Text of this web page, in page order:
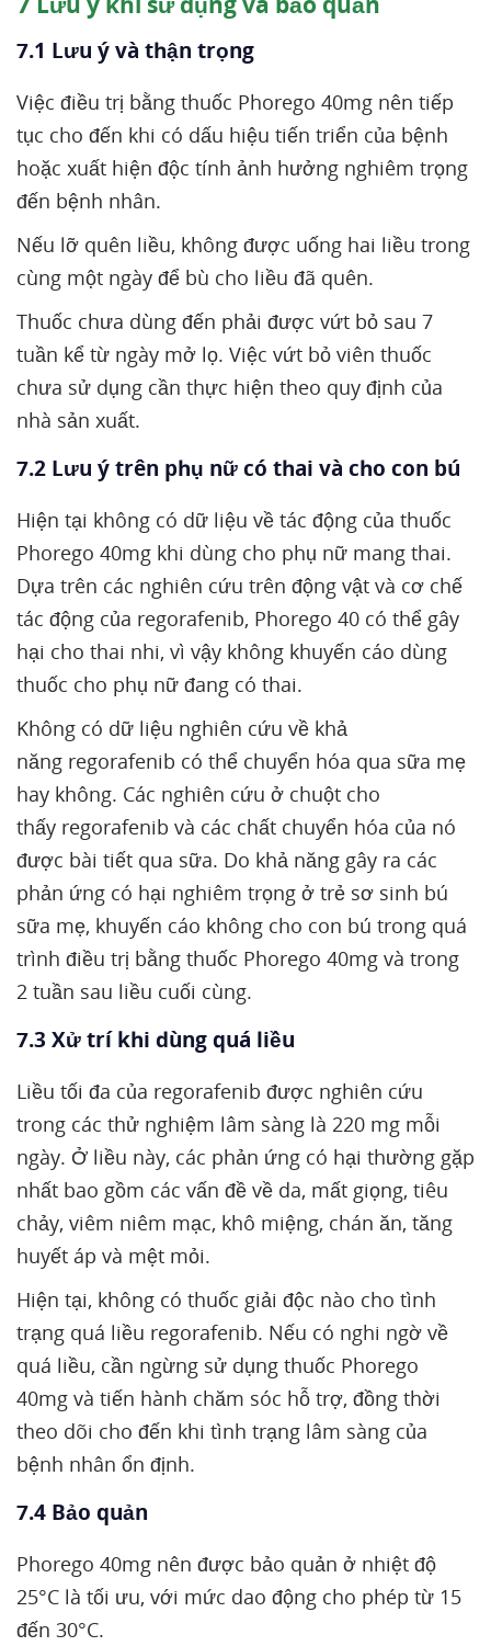
7.1 Lưu ý và thận trọng
Việc điều trị bằng thuốc Phorego 40mg nên tiếp
tục cho đến khi có dấu hiệu tiến triển của bệnh
hoặc xuất hiện độc tính ảnh hưởng nghiêm trọng
đến bệnh nhân.
Nếu lỡ quên liều, không được uống hai liều trong
cùng một ngày để bù cho liều đã quên.
Thuốc chưa dùng đến phải được vứt bỏ sau 7
tuần kể từ ngày mở lọ. Việc vứt bỏ viên thuốc
chưa sử dụng cần thực hiện theo quy định của
nhà sản xuất.
7.2 Lưu ý trên phụ nữ có thai và cho con bú
Hiện tại không có dữ liệu về tác động của thuốc
Phorego 40mg khi dùng cho phụ nữ mang thai.
Dựa trên các nghiên cứu trên động vật và cơ chế
tác động của regorafenib, Phorego 40 có thể gây
hại cho thai nhi, vì vậy không khuyến cáo dùng
thuốc cho phụ nữ đang có thai.
Không có dữ liệu nghiên cứu về khả
năng regorafenib có thể chuyển hóa qua sữa mẹ
hay không. Các nghiên cứu ở chuột cho
thấy regorafenib và các chất chuyển hóa của nó
được bài tiết qua sữa. Do khả năng gây ra các
phản ứng có hại nghiêm trọng ở trẻ sơ sinh bú
sữa mẹ, khuyến cáo không cho con bú trong quá
trình điều trị bằng thuốc Phorego 40mg và trong
2 tuần sau liều cuối cùng.
7.3 Xử trí khi dùng quá liều
Liều tối đa của regorafenib được nghiên cứu
trong các thử nghiệm lâm sàng là 220 mg mỗi
ngày. Ở liều này, các phản ứng có hại thường gặp
nhất bao gồm các vấn đề về da, mất giọng, tiêu
chảy, viêm niêm mạc, khô miệng, chán ăn, tăng
huyết áp và mệt mỏi.
Hiện tại, không có thuốc giải độc nào cho tình
trạng quá liều regorafenib. Nếu có nghi ngờ về
quá liều, cần ngừng sử dụng thuốc Phorego
40mg và tiến hành chăm sóc hỗ trợ, đồng thời
theo dõi cho đến khi tình trạng lâm sàng của
bệnh nhân ổn định.
7.4 Bảo quản
Phorego 40mg nên được bảo quản ở nhiệt độ
25°C là tối ưu, với mức dao động cho phép từ 15
đến 30°C.